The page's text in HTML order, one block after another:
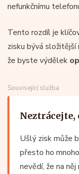
nefunkčnímu
Tento rozdíl je
zisku bývá
že byste výdělek
Související služba
Neztrácejte,
Ušlý zisk může
přesto ho
nevědí, že na